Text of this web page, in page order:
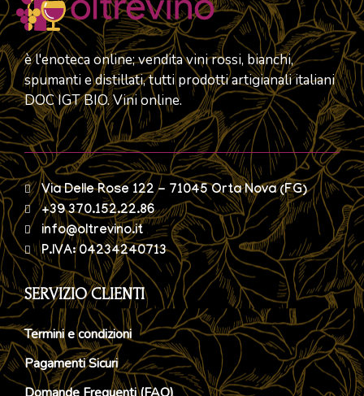
è l'enoteca online; vendita vini rossi, bianchi,
spumanti e distillati, tutti prodotti artigianali italiani
DOC IGT BIO. Vini online.
Via Delle Rose 122 - 71045 Orta Nova (FG)
+39 370.152.22.86
info@oltrevino.it
P.IVA: 04234240713
SERVIZIO CLIENTI
Termini e condizioni
Pagamenti Sicuri